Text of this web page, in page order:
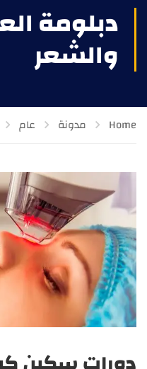
دبلومة
والشعر
Home مدونة عام